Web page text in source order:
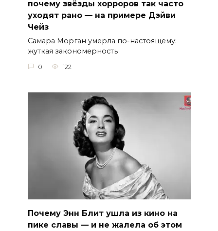
почему звёзды хорроров так часто
уходят рано — на примере Дэйви
Чейз
Самара Морган умерла по-настоящему:
жуткая закономерность
0 122
Почему Энн Блит ушла из кино на
пике славы — и не жалела об этом